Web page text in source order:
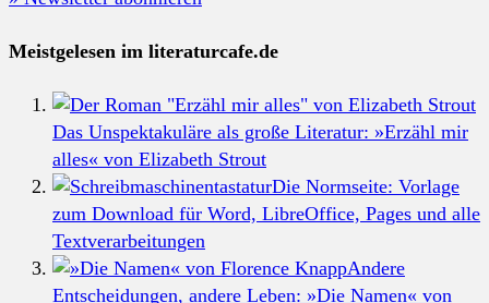
Meistgelesen im literaturcafe.de
Das Unspektakuläre als große Literatur: »Erzähl mir
alles« von Elizabeth Strout
Die Normseite: Vorlage
zum Download für Word, LibreOffice, Pages und alle
Textverarbeitungen
Andere
Entscheidungen, andere Leben: »Die Namen« von